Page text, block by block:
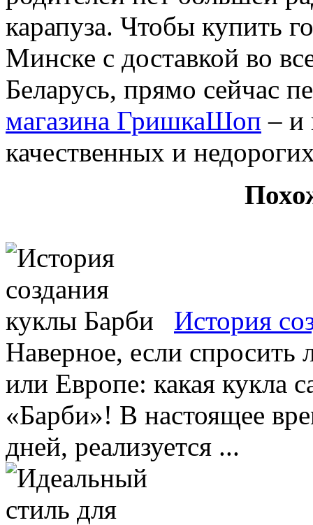
карапуза. Чтобы купить
Минске с доставкой во
Беларусь, прямо сейчас
магазина ГришкаШоп – и
качественных и
История
Наверное, если
или Европе: какая кукла
«Барби»! В настоящее
дней, реализуется ...